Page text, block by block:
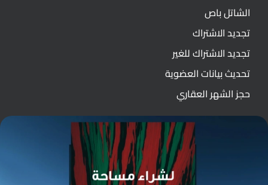
الشاتل باص
تجديد الاشتراك
تجديد الاشتراك للغير
تحديث بيانات العضوية
حجز الشهر العقاري